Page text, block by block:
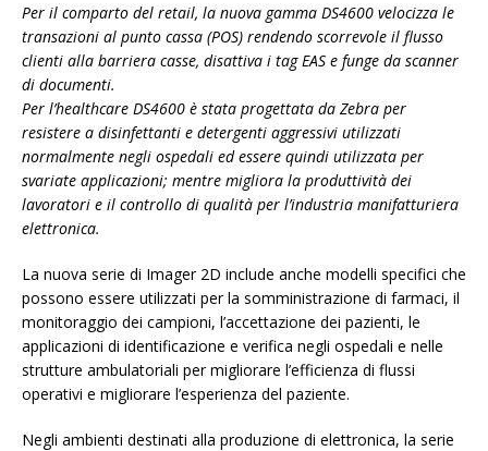
Per il comparto del retail, la nuova gamma DS4600 velocizza le
transazioni al punto cassa (POS) rendendo scorrevole il flusso
clienti alla barriera casse, disattiva i tag EAS e funge da scanner
di documenti.
Per l’healthcare DS4600 è stata progettata da Zebra per
resistere a disinfettanti e detergenti aggressivi utilizzati
normalmente negli ospedali ed essere quindi utilizzata per
svariate applicazioni; mentre migliora la produttività dei
lavoratori e il controllo di qualità per l’industria manifatturiera
elettronica.
La nuova serie di Imager 2D include anche modelli specifici che
possono essere utilizzati per la somministrazione di farmaci, il
monitoraggio dei campioni, l’accettazione dei pazienti, le
applicazioni di identificazione e verifica negli ospedali e nelle
strutture ambulatoriali per migliorare l’efficienza di flussi
operativi e migliorare l’esperienza del paziente.
Negli ambienti destinati alla produzione di elettronica, la serie